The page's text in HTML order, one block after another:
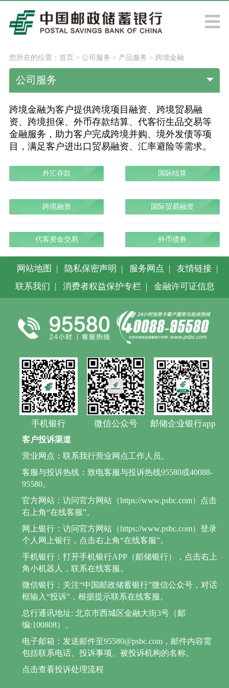
您所在的位置： 首页> 公司服务 > 产品服务 > 跨境金融
公司服务
跨境金融为客户提供跨境项目融资、跨境贸易融
资、跨境担保、外币存款结算、代客衍生品交易等
金融服务，助力客户完成跨境并购、境外发债等项
目，满足客户进出口贸易融资、汇率避险等需求。
外汇存款 国际结算
跨境融资 国际贸易融资
代客资金交易 外币债券
网站地图 | 隐私保密声明 | 服务网点 | 友情链接 |
联系我们 | 消费者权益保护专栏 | 金融许可证信息
手机银行 微信公众号 邮储企业银行app
客户投诉渠道
营业网点：联系我行营业网点工作人员。
客服与投诉热线：致电客服与投诉热线95580或40088-
95580。
官方网站：访问官方网站（https://www.psbc.com）点击
右上角“在线客服”。
网上银行：访问官方网站（https://www.psbc.com）登录
个人网上银行，点击右上角“在线客服”。
手机银行：打开手机银行APP（邮储银行），点击右上
角小机器人，联系在线客服。
微信银行：关注“中国邮政储蓄银行”微信公众号，对话
框输入“投诉”，根据提示联系在线客服。
总行通讯地址: 北京市西城区金融大街3号（邮
编:100808）。
电子邮箱：发送邮件至95580@psbc.com，邮件内容需
包括联系电话、投诉事项、被投诉机构的名称。
点击查看投诉处理流程